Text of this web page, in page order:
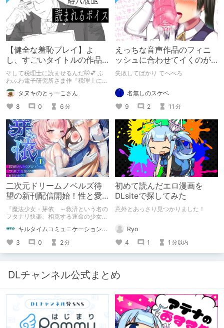
【健全な羞恥プレイ】よ
し、すごいタイトルの作品
をまた買おう。【湧き上が
る不健全な気持ち】
そして税理士に読ませるんだ🤭💕 ふ
わふわ電子研究所さま作『税理士に購
入履歴読まれるボイス』の感想レビュ
ーです！タヌキのとぅーこさん
8
0 6 分
えっちな音声作品のフィニ
ッシュに合わせてイくのが
下手すぎる【失敗した話】
失敗してばかり てへぺろ
名無しのスケベ
9
2 11 分
二次元ドリームノベルズ待
望の新刊配信開始！性と愛
が渦巻く、ファンタジー官
能小説開幕！
『魔法少女・芽依 ～救済という名の
フタナリ快楽、相克する運命の少女た
ト：鳩春 一気に上・下巻が同時配
信！
キルタイムコミュニケーション（KTC）の作品を一人でも多くの人に知ってほしい人
3
0 2分
初めて読んだエロ漫画を
DLsiteで探してみた
意外とあっさり見つかりました！
Ryo
4
1 1 分以内
DLチャンネル公式まとめ